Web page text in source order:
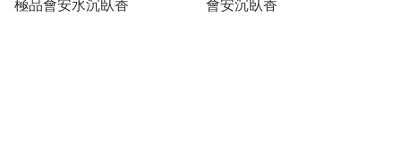
極品會安水沉臥香 會安沉臥香